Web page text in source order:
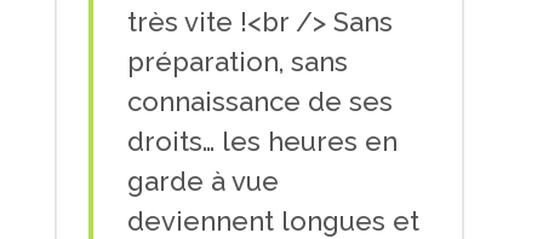
très vite !<br /> Sans
préparation, sans
connaissance de ses
droits… les heures en
garde à vue
deviennent longues et